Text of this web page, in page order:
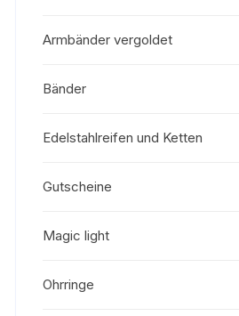
Armbänder vergoldet
Bänder
Edelstahlreifen und Ketten
Gutscheine
Magic light
Ohrringe